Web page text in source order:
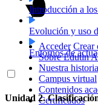
Acceder Crear
Sobre Edutin
Nuestra historia
Campus virtual
Contenidos
Certificados
Introducción a
Evolución y uso
Entornos de
Unidad 2.